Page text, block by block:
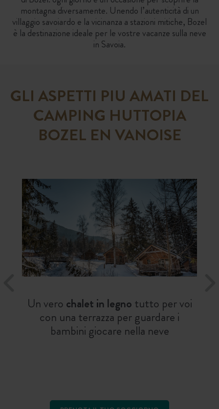
montagna diversamente. Unendo l’autenticità di un
villaggio savoiardo e la vicinanza a stazioni mitiche, Bozel
è la destinazione ideale per le vostre vacanze sulla neve
in Savoia.
GLI ASPETTI PIU AMATI DEL
CAMPING HUTTOPIA
BOZEL EN VANOISE
Un vero chalet in legno tutto per voi
con una terrazza per guardare i
bambini giocare nella neve